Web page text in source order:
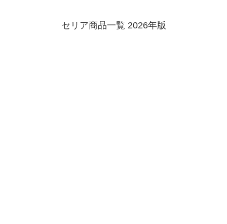
セリア商品一覧 2026年版